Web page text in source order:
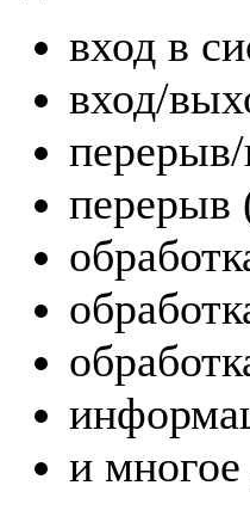
вход в
вход/
перерыв
и многое